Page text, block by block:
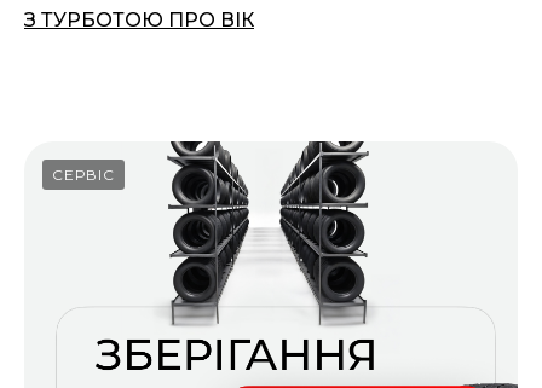
З ТУРБОТОЮ ПРО ВІК
СЕРВІС